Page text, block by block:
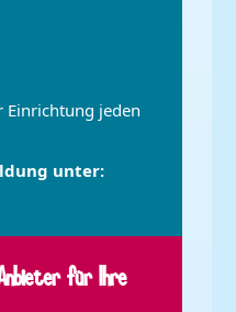
Einrichtung jeden
unter:
für Ihre